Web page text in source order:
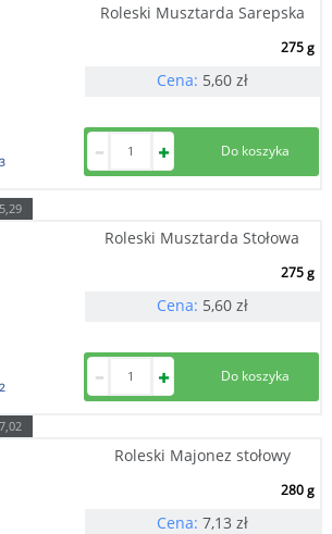
Roleski Musztarda Sarepska
275 g
Cena: 5,60 zł
5,29
Roleski Musztarda Stołowa
275 g
Cena: 5,60 zł
7,02
Roleski Majonez stołowy
280 g
Cena: 7,13 zł